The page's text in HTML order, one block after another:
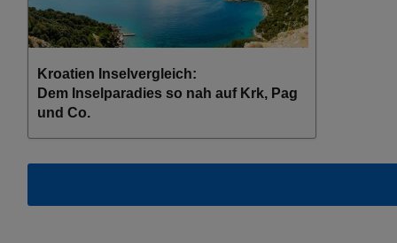
Kroatien Inselvergleich:
Dem Inselparadies so nah auf Krk, Pag
und Co.